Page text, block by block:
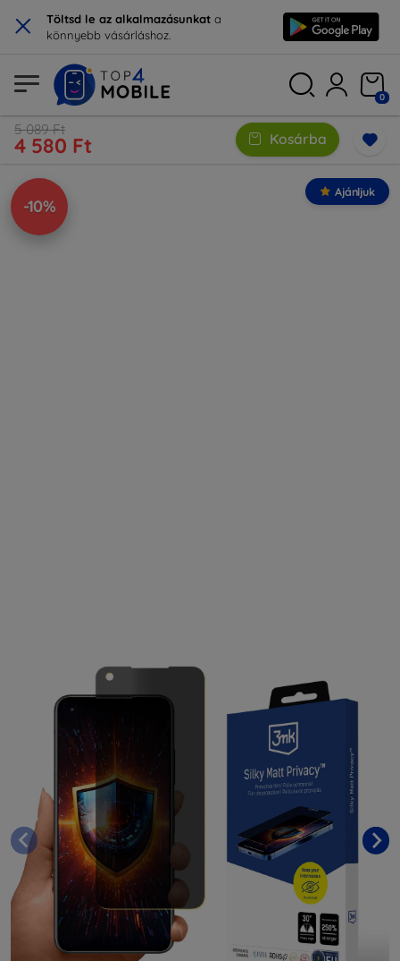
× Töltsd le az alkalmazásunkat a
könnyebb vásárláshoz.
0
5 089 Ft
4 580 Ft Kosárba
-10%
Ajánljuk